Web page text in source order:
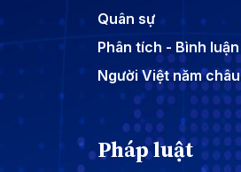
Quân sự
Phân tích - Bình luận
Người Việt năm châu
Pháp luật